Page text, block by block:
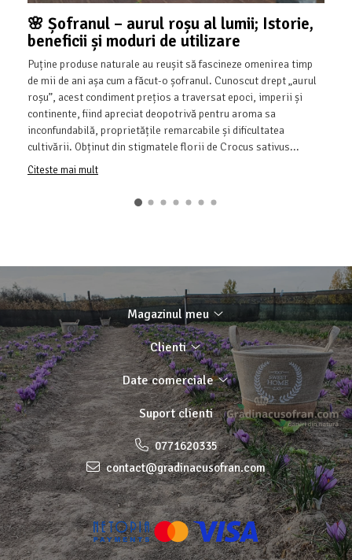
🌸 Șofranul – aurul roșu al lumii; Istorie,
beneficii și moduri de utilizare
Puține produse naturale au reușit să fascineze omenirea timp
de mii de ani așa cum a făcut-o șofranul. Cunoscut drept „aurul
roșu”, acest condiment prețios a traversat epoci, imperii și
continente, fiind apreciat deopotrivă pentru aroma sa
inconfundabilă, proprietățile remarcabile și dificultatea
cultivării. Obținut din stigmatele florii de Crocus sativus...
Citeste mai mult
Magazinul meu
Clienti
Date comerciale
Suport clienti
0771620335
contact@gradinacusofran.com